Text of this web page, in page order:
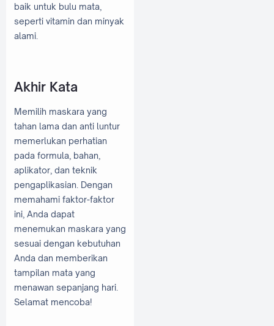
baik untuk bulu mata,
seperti vitamin dan minyak
alami.
Akhir Kata
Memilih maskara yang
tahan lama dan anti luntur
memerlukan perhatian
pada formula, bahan,
aplikator, dan teknik
pengaplikasian. Dengan
memahami faktor-faktor
ini, Anda dapat
menemukan maskara yang
sesuai dengan kebutuhan
Anda dan memberikan
tampilan mata yang
menawan sepanjang hari.
Selamat mencoba!